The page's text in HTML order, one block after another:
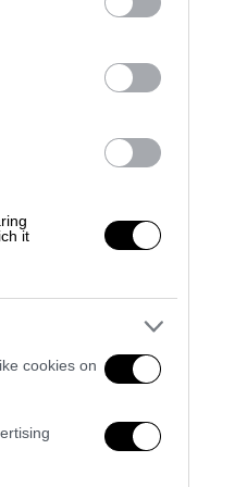
it
cookies on